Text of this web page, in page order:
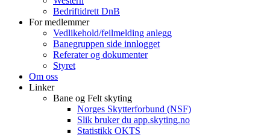
Bedriftidrett DnB
For medlemmer
Vedlikehold/feilmelding anlegg
Banegruppen side innlogget
Referater og dokumenter
Styret
Om oss
Linker
Bane og Felt skyting
Norges Skytterforbund (NSF)
Slik bruker du app.skyting.no
Statistikk OKTS